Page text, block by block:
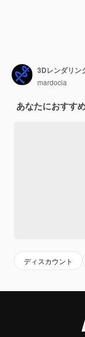
3Dレンダリン
mardocia
あなたにおすす
ディスカウント